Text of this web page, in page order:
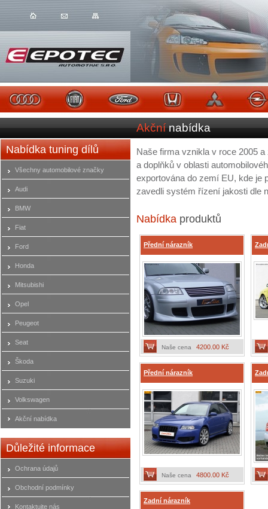
Akčnínabídka
Nabídka tuning dílů
Všechny automobilové značky
Audi
BMW
Fiat
Ford
Honda
Mitsubishi
Opel
Peugeot
Seat
Škoda
Suzuki
Volkswagen
Akční nabídka
Důležité informace
Ochrana údajů
Obchodní podmínky
Kontaktujte nás
Naše firma vznikla v roce 2005
a doplňků v oblasti
exportována do zemí EU, kde je
zavedli systém řízení jakosti dle
Nabídka produktů
Přední nárazník
Naše cena 4200.00 Kč
Přední nárazník
Naše cena 4800.00 Kč
Zadní nárazník